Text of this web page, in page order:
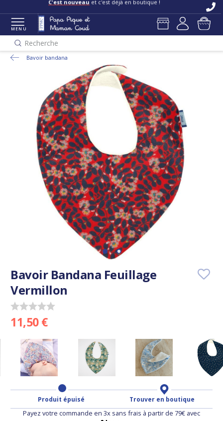
C'est nouveau et c'est déjà en boutique !
MENU
Recherche
Bavoir bandana
Bavoir Bandana Feuillage
Vermillon
11,50 €
Produit épuisé Trouver en boutique
Payez votre commande en 3x sans frais à partir de 79€ avec